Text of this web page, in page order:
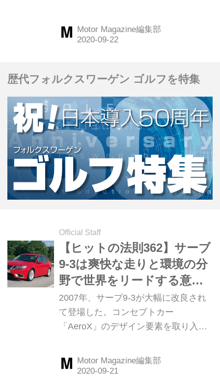
アントにも次々と搭載されていった。
Motor Magazine誌はこのダウンサイジ
の中で、1.4TSIと2.0TSIエンジンを搭
載したゴルフシリーズ6台を集めて大
掛かりな試乗を行った。今回はサーキ
ット試乗も含んだ、レポートを振り返
ってみよう。（以下の試乗記は、
Motor Magazine 2007年10月号より）
Motor Magazine編集部
歴代フォルクスワーゲン ゴルフを特集
Official Staff
【ヒットの法則362】サーブ
9-3は爽快な走りと環境の分
野で世界をリードする意欲
作だった
2007年、サーブ9-3が大幅に改良され
て登場した。コンセプトカー
「AeroX」のデザイン要素を取り入れ
た。また、バイオパワーや新しい4WD
システムなど技術的な話題も盛りだく
Motor Magazine編集部